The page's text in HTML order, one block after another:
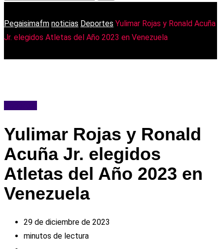
Pegaisimafm noticias Deportes Yulimar Rojas y Ronald Acuña
Jr. elegidos Atletas del Año 2023 en Venezuela
Yulimar Rojas y Ronald
Acuña Jr. elegidos
Atletas del Año 2023 en
Venezuela
29 de diciembre de 2023
minutos de lectura